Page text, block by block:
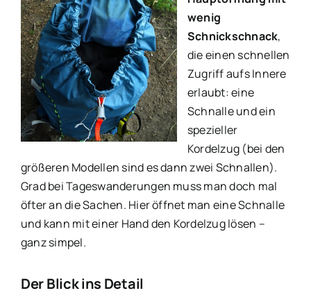
wenig
Schnickschnack,
die einen schnellen
Zugriff aufs Innere
erlaubt: eine
Schnalle und ein
spezieller
Kordelzug (bei den
größeren Modellen sind es dann zwei Schnallen).
Grad bei Tageswanderungen muss man doch mal
öfter an die Sachen. Hier öffnet man eine Schnalle
und kann mit einer Hand den Kordelzug lösen –
ganz simpel.
Der Blick ins Detail